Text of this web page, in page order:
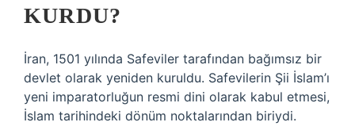
KURDU?
İran, 1501 yılında Safeviler tarafından bağımsız bir
devlet olarak yeniden kuruldu. Safevilerin Şii İslam’ı
yeni imparatorluğun resmi dini olarak kabul etmesi,
İslam tarihindeki dönüm noktalarından biriydi.